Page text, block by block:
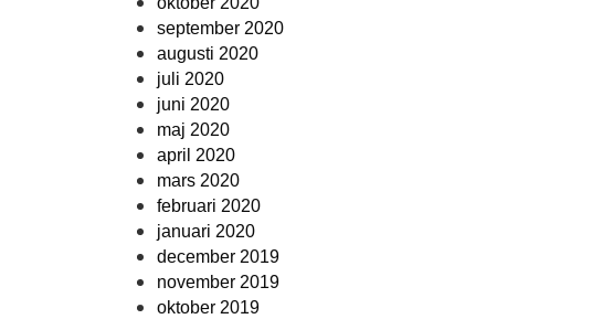
september 2020
augusti 2020
juli 2020
juni 2020
maj 2020
april 2020
mars 2020
februari 2020
januari 2020
december 2019
november 2019
oktober 2019